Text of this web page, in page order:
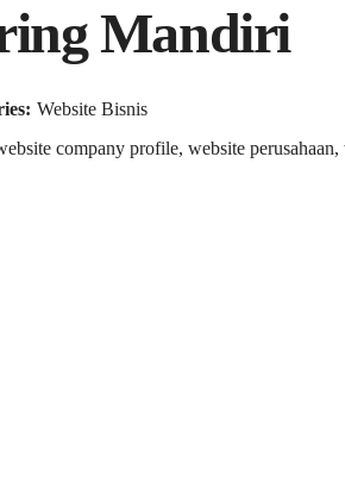
Mandiri
Website Bisnis
company profile, website